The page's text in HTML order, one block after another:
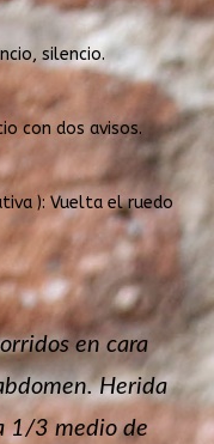
silencio.
con dos avisos.
): Vuelta el ruedo
en cara
Herida
1/3 medio de